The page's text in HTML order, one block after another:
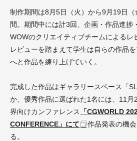
制作期間は8月5日（火）から9月19日
間。期間中には計3回、企画・作品進捗
WOWのクリエイティブチームによるレ
レビューを踏まえて学生は自らの作品
へと作品を練り上げていく。
完成した作品はギャラリースペース「
か、優秀作品に選ばれた1名には、11月
界向けカンファレンス
「CGWORLD
CONFERENCE」にて
作品発表の機
る。